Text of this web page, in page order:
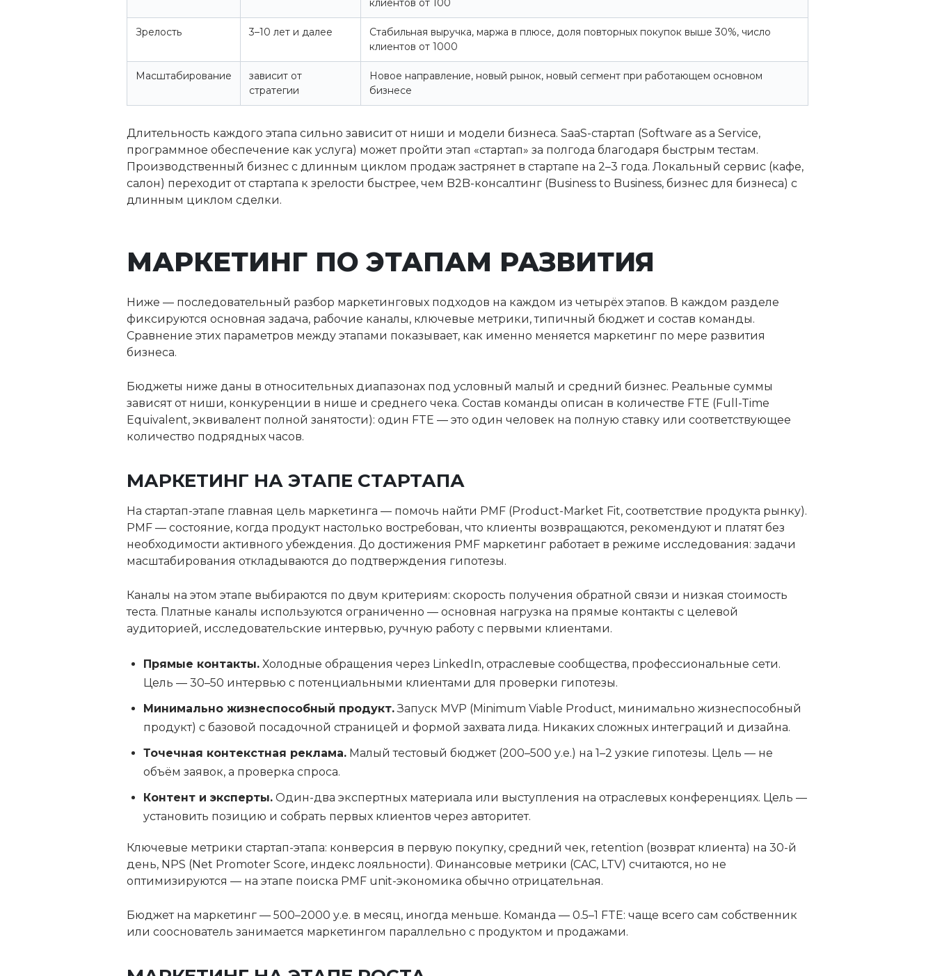
клиентов от 100
Зрелость 3–10 лет и далее
Стабильная выручка, маржа в плюсе, доля повторных покупок выше 30%, число
клиентов от 1000
Масштабирование
зависит от
стратегии
Новое направление, новый рынок, новый сегмент при работающем основном
бизнесе
Длительность каждого этапа сильно зависит от ниши и модели бизнеса. SaaS-стартап (Software as a Service,
программное обеспечение как услуга) может пройти этап «стартап» за полгода благодаря быстрым тестам.
Производственный бизнес с длинным циклом продаж застрянет в стартапе на 2–3 года. Локальный сервис (кафе,
салон) переходит от стартапа к зрелости быстрее, чем B2B-консалтинг (Business to Business, бизнес для бизнеса) с
длинным циклом сделки.
МАРКЕТИНГ ПО ЭТАПАМ РАЗВИТИЯ
Ниже — последовательный разбор маркетинговых подходов на каждом из четырёх этапов. В каждом разделе
фиксируются основная задача, рабочие каналы, ключевые метрики, типичный бюджет и состав команды.
Сравнение этих параметров между этапами показывает, как именно меняется маркетинг по мере развития
бизнеса.
Бюджеты ниже даны в относительных диапазонах под условный малый и средний бизнес. Реальные суммы
зависят от ниши, конкуренции в нише и среднего чека. Состав команды описан в количестве FTE (Full-Time
Equivalent, эквивалент полной занятости): один FTE — это один человек на полную ставку или соответствующее
количество подрядных часов.
МАРКЕТИНГ НА ЭТАПЕ СТАРТАПА
На стартап-этапе главная цель маркетинга — помочь найти PMF (Product-Market Fit, соответствие продукта рынку).
PMF — состояние, когда продукт настолько востребован, что клиенты возвращаются, рекомендуют и платят без
необходимости активного убеждения. До достижения PMF маркетинг работает в режиме исследования: задачи
масштабирования откладываются до подтверждения гипотезы.
Каналы на этом этапе выбираются по двум критериям: скорость получения обратной связи и низкая стоимость
теста. Платные каналы используются ограниченно — основная нагрузка на прямые контакты с целевой
аудиторией, исследовательские интервью, ручную работу с первыми клиентами.
Прямые контакты. Холодные обращения через LinkedIn, отраслевые сообщества, профессиональные сети.
Цель — 30–50 интервью с потенциальными клиентами для проверки гипотезы.
Минимально жизнеспособный продукт.Запуск MVP (Minimum Viable Product, минимально жизнеспособный
продукт) с базовой посадочной страницей и формой захвата лида. Никаких сложных интеграций и дизайна.
Точечная контекстная реклама. Малый тестовый бюджет (200–500 у.е.) на 1–2 узкие гипотезы. Цель — не
объём заявок, а проверка спроса.
Контент и эксперты. Один-два экспертных материала или выступления на отраслевых конференциях. Цель —
установить позицию и собрать первых клиентов через авторитет.
Ключевые метрики стартап-этапа: конверсия в первую покупку, средний чек, retention (возврат клиента) на 30-й
день, NPS (Net Promoter Score, индекс лояльности). Финансовые метрики (CAC, LTV) считаются, но не
оптимизируются — на этапе поиска PMF unit-экономика обычно отрицательная.
Бюджет на маркетинг — 500–2000 у.е. в месяц, иногда меньше. Команда — 0.5–1 FTE: чаще всего сам собственник
или сооснователь занимается маркетингом параллельно с продуктом и продажами.